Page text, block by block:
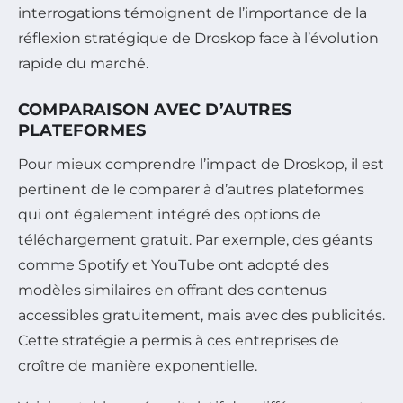
interrogations témoignent de l’importance de la
réflexion stratégique de Droskop face à l’évolution
rapide du marché.
COMPARAISON AVEC D’AUTRES
PLATEFORMES
Pour mieux comprendre l’impact de Droskop, il est
pertinent de le comparer à d’autres plateformes
qui ont également intégré des options de
téléchargement gratuit. Par exemple, des géants
comme Spotify et YouTube ont adopté des
modèles similaires en offrant des contenus
accessibles gratuitement, mais avec des publicités.
Cette stratégie a permis à ces entreprises de
croître de manière exponentielle.